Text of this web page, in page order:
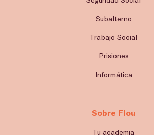
Subalterno
Trabajo Social
Prisiones
Informática
Sobre Flou
Tu academia